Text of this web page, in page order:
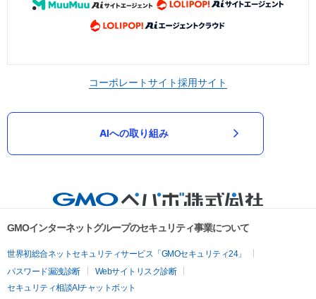
コーポレートサイト採用サイト
AIへの取り組み
GMOインターネットグループのセキュリティ事業について
世界初総合ネットセキュリティサービス「GMOセキュリティ24」
パスワード漏洩診断
Webサイトリスク診断
セキュリティ相談AIチャットボット